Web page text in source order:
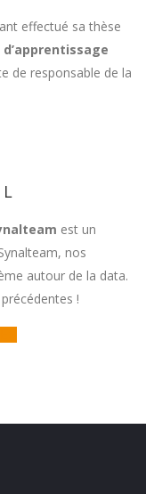
effectué sa thèse
de responsable de la
est un
nos
autour de la data.
!